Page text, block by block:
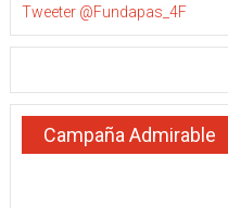
Tweeter @Fundapas_4F
Campaña Admirable